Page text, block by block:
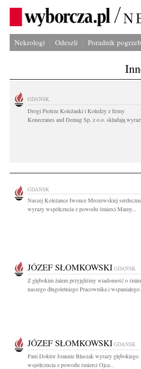
Nekrologi Odeszli Poradnik
GDAŃSK
Drogi Piotrze Koleżanki i Koledzy z firmy
Konecranes and Demag Sp. z o.o. składają
GDAŃSK
Naszej Koleżance Iwonce Mrozewskiej serdeczne
wyrazy współczucia z powodu śmierci Mamy...
JÓZEF SŁOMKOWSKI GDAŃSK
Z głębokim żalem przyjęliśmy wiadomość o
naszego długoletniego Pracownika i
JÓZEF SŁOMKOWSKI GDAŃSK
Pani Doktor Joannie Błaszak wyrazy głębokiego
współczucia z powodu śmierci Ojca...